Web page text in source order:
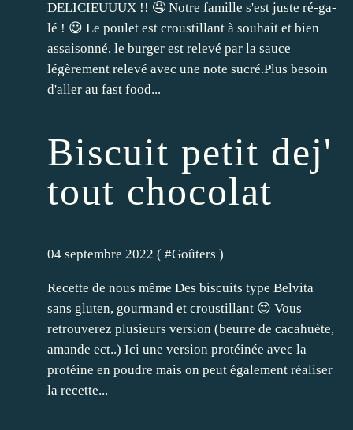
DELICIEUUUX !! 🤤 Notre famille s'est juste ré-ga-
lé ! 😃 Le poulet est croustillant à souhait et bien
assaisonné, le burger est relevé par la sauce
légèrement relevé avec une note sucré.Plus besoin
d'aller au fast food...
Biscuit petit dej'
tout chocolat
04 septembre 2022 ( #Goûters )
Recette de nous même Des biscuits type Belvita
sans gluten, gourmand et croustillant 😍 Vous
retrouverez plusieurs version (beurre de cacahuète,
amande ect..) Ici une version protéinée avec la
protéine en poudre mais on peut également réaliser
la recette...